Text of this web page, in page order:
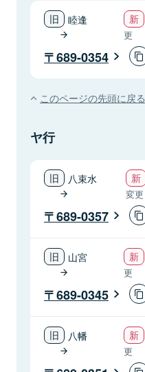
睦逢
更
689-0354
このページの先頭に戻る
ヤ行
八束水
変更
689-0357
山宮
更
689-0345
八幡
更